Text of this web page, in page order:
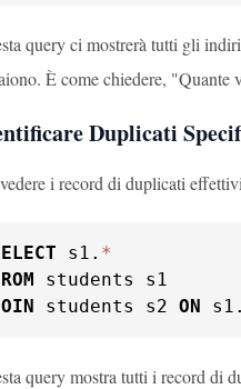
query ci mostrerà tutti gli
È come chiedere, "Quante
Duplicati
i record di duplicati
s1. *
students s2 ON
query mostra tutti i record di